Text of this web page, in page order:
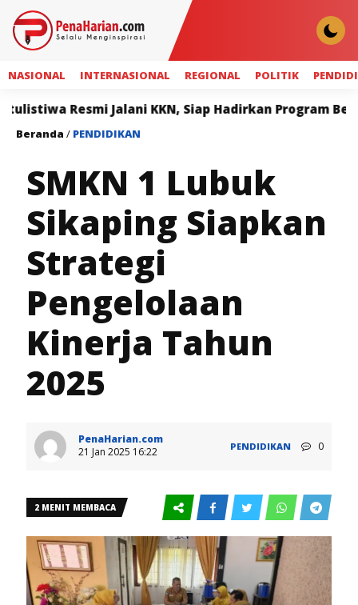
NASIONAL INTERNASIONAL REGIONAL POLITIK
Jalani KKN, Siap Hadirkan Program Bermanfaat
Beranda / PENDIDIKAN
SMKN 1 Lubuk
Sikaping Siapkan
Strategi
Pengelolaan
Kinerja Tahun
2025
PenaHarian.com
21 Jan 2025 16:22
PENDIDIKAN 0
2 MENIT MEMBACA